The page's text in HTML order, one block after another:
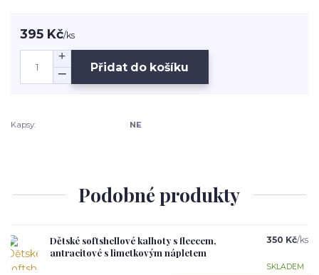
395 Kč/ks
Přidat do košíku
Kapsy: NE
Podobné produkty
Dětské softshellové kalhoty s fleecem,
antracitové s limetkovým nápletem
350 Kč/ks
SKLADEM